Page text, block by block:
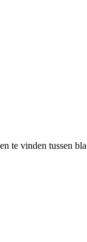
te vinden tussen